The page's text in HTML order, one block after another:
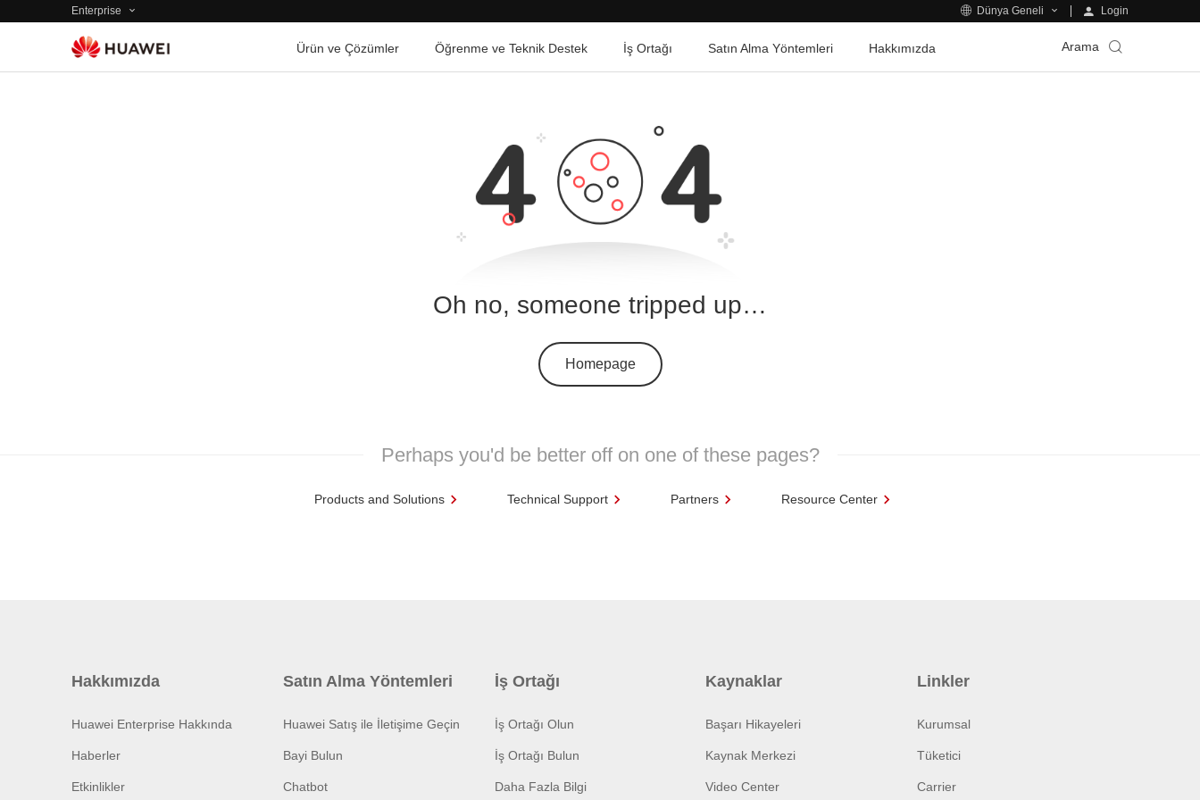
Enterprise Dünya Geneli Login
Ürün ve Çözümler Öğrenme ve Teknik Destek İş Ortağı Satın Alma Yöntemleri Hakkımızda Arama
Oh no, someone tripped up…
Homepage
Perhaps you'd be better off on one of these pages?
Products and Solutions Technical Support Partners Resource Center
Hakkımızda
Huawei Enterprise Hakkında
Haberler
Etkinlikler
Satın Alma Yöntemleri
Huawei Satış ile İletişime Geçin
Bayi Bulun
Chatbot
İş Ortağı
İş Ortağı Olun
İş Ortağı Bulun
Daha Fazla Bilgi
Kaynaklar
Başarı Hikayeleri
Kaynak Merkezi
Video Center
Linkler
Kurumsal
Tüketici
Carrier